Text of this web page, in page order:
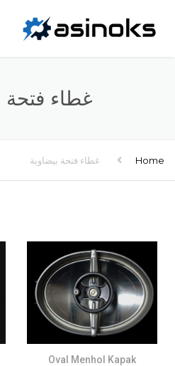
غطاء فتحة
Home غطاء فتحة بيضاوية
Oval Menhol Kapak